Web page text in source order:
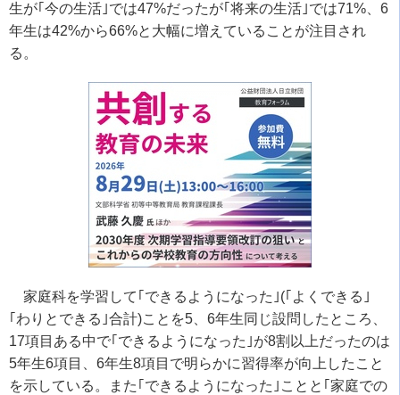
生が｢今の生活｣では47%だったが｢将来の生活｣では71%、 6
年生は42%から66%と大幅に増えていることが注目され
る。
家庭科を学習して｢できるようになった｣(｢よくできる｣
｢わりとできる｣合計)ことを5、 6年生同じ設問したところ、
17項目ある中で｢できるようになった｣が8割以上だったのは
5年生6項目、 6年生8項目で明らかに習得率が向上したこと
を示している。また｢できるようになった｣ことと｢家庭での